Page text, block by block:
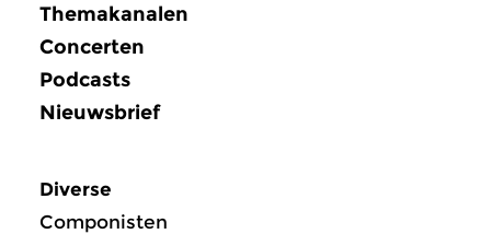
Themakanalen
Concerten
Podcasts
Nieuwsbrief
Diverse
Componisten